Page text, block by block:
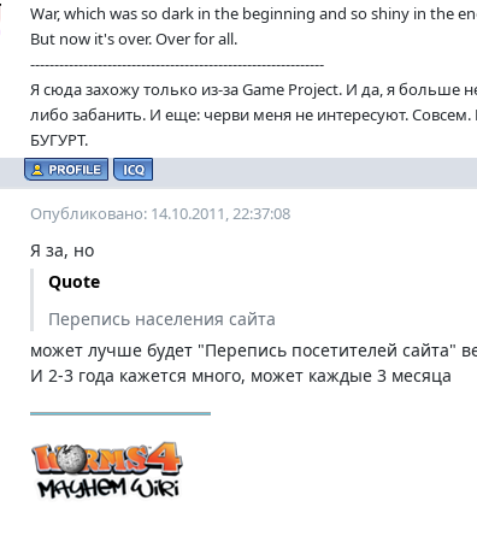
War, which was so dark in the beginning and so shiny in the
But now it's over. Over for all.
-------------------------------------------------------------
Я сюда захожу только из-за Game Project. И да, я больше
либо забанить. И еще: черви меня не интересуют.
БУГУРТ.
Опубликовано: 14.10.2011, 22:37:08
Я за, но
Quote
Перепись населения сайта
может лучше будет "Перепись посетителей сайта"
И 2-3 года кажется много, может каждые 3 месяца